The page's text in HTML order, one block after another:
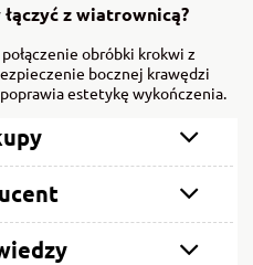
z wiatrownicą?
obróbki krokwi z
bocznej krawędzi
estetykę wykończenia.